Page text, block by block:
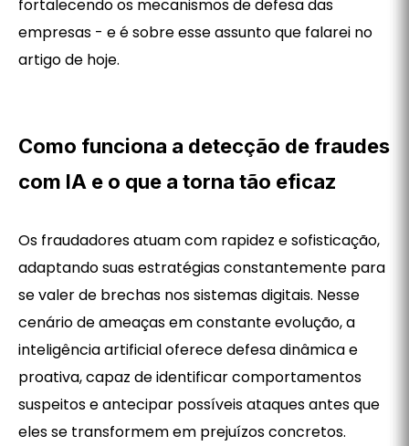
fortalecendo os mecanismos de defesa das
empresas - e é sobre esse assunto que falarei no
artigo de hoje.
Como funciona a detecção de fraudes
com IA e o que a torna tão eficaz
Os fraudadores atuam com rapidez e sofisticação,
adaptando suas estratégias constantemente para
se valer de brechas nos sistemas digitais. Nesse
cenário de ameaças em constante evolução, a
inteligência artificial oferece defesa dinâmica e
proativa, capaz de identificar comportamentos
suspeitos e antecipar possíveis ataques antes que
eles se transformem em prejuízos concretos.